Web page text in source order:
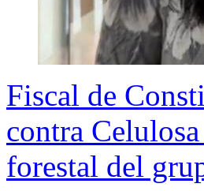
Fiscal de
contra
forestal del